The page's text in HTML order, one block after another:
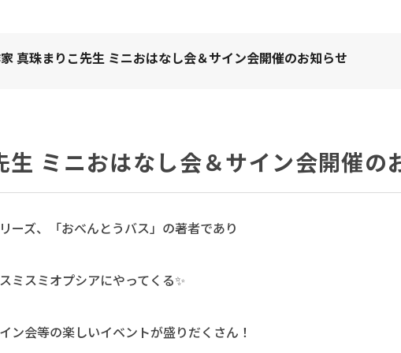
真珠まりこ先生 ミニおはなし会＆サイン会開催のお知らせ
ミニおはなし会＆サイン会開催の
ーズ、「おべんとうバス」の著者であり
ミスミオプシアにやってくる✨
ン会等の楽しいイベントが盛りだくさん！